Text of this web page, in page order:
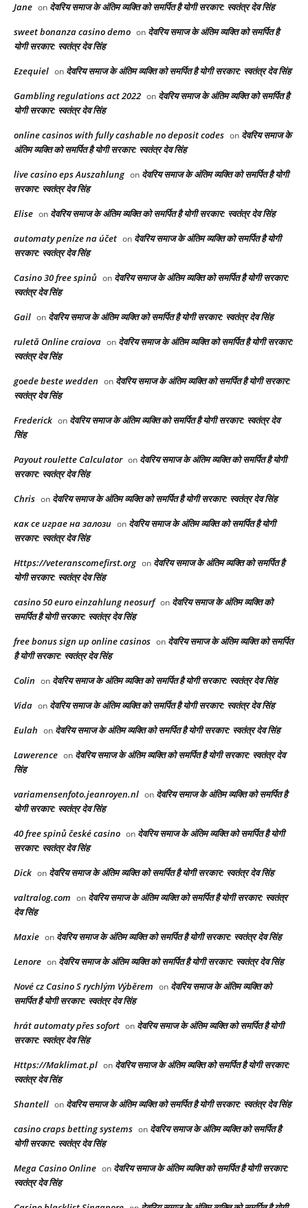
Jane on देवरिय समाज के अंतिम व्यक्ति को समर्पित है योगी सरकार: स्वतंत्र देव सिंह
sweet bonanza casino demo on देवरिय समाज के अंतिम व्यक्ति को समर्पित है
योगी सरकार: स्वतंत्र देव सिंह
Ezequiel on देवरिय समाज के अंतिम व्यक्ति को समर्पित है योगी सरकार: स्वतंत्र देव सिंह
Gambling regulations act 2022 on देवरिय समाज के अंतिम व्यक्ति को समर्पित है
योगी सरकार: स्वतंत्र देव सिंह
online casinos with fully cashable no deposit codes on देवरिय समाज के
अंतिम व्यक्ति को समर्पित है योगी सरकार: स्वतंत्र देव सिंह
live casino eps Auszahlung on देवरिय समाज के अंतिम व्यक्ति को समर्पित है योगी
सरकार: स्वतंत्र देव सिंह
Elise on देवरिय समाज के अंतिम व्यक्ति को समर्पित है योगी सरकार: स्वतंत्र देव सिंह
automaty peníze na účet on देवरिय समाज के अंतिम व्यक्ति को समर्पित है योगी
सरकार: स्वतंत्र देव सिंह
Casino 30 free spinů on देवरिय समाज के अंतिम व्यक्ति को समर्पित है योगी सरकार:
स्वतंत्र देव सिंह
Gail on देवरिय समाज के अंतिम व्यक्ति को समर्पित है योगी सरकार: स्वतंत्र देव सिंह
ruletă Online craiova on देवरिय समाज के अंतिम व्यक्ति को समर्पित है योगी सरकार:
स्वतंत्र देव सिंह
goede beste wedden on देवरिय समाज के अंतिम व्यक्ति को समर्पित है योगी सरकार:
स्वतंत्र देव सिंह
Frederick on देवरिय समाज के अंतिम व्यक्ति को समर्पित है योगी सरकार: स्वतंत्र देव
सिंह
Payout roulette Calculator on देवरिय समाज के अंतिम व्यक्ति को समर्पित है योगी
सरकार: स्वतंत्र देव सिंह
Chris on देवरिय समाज के अंतिम व्यक्ति को समर्पित है योगी सरकार: स्वतंत्र देव सिंह
как се играе на залози on देवरिय समाज के अंतिम व्यक्ति को समर्पित है योगी
सरकार: स्वतंत्र देव सिंह
Https://veteranscomefirst.org on देवरिय समाज के अंतिम व्यक्ति को समर्पित है
योगी सरकार: स्वतंत्र देव सिंह
casino 50 euro einzahlung neosurf on देवरिय समाज के अंतिम व्यक्ति को
समर्पित है योगी सरकार: स्वतंत्र देव सिंह
free bonus sign up online casinos on देवरिय समाज के अंतिम व्यक्ति को समर्पित
है योगी सरकार: स्वतंत्र देव सिंह
Colin on देवरिय समाज के अंतिम व्यक्ति को समर्पित है योगी सरकार: स्वतंत्र देव सिंह
Vida on देवरिय समाज के अंतिम व्यक्ति को समर्पित है योगी सरकार: स्वतंत्र देव सिंह
Eulah on देवरिय समाज के अंतिम व्यक्ति को समर्पित है योगी सरकार: स्वतंत्र देव सिंह
Lawerence on देवरिय समाज के अंतिम व्यक्ति को समर्पित है योगी सरकार: स्वतंत्र देव
सिंह
variamensenfoto.jeanroyen.nl on देवरिय समाज के अंतिम व्यक्ति को समर्पित है
योगी सरकार: स्वतंत्र देव सिंह
40 free spinů české casino on देवरिय समाज के अंतिम व्यक्ति को समर्पित है योगी
सरकार: स्वतंत्र देव सिंह
Dick on देवरिय समाज के अंतिम व्यक्ति को समर्पित है योगी सरकार: स्वतंत्र देव सिंह
valtralog.com on देवरिय समाज के अंतिम व्यक्ति को समर्पित है योगी सरकार: स्वतंत्र
देव सिंह
Maxie on देवरिय समाज के अंतिम व्यक्ति को समर्पित है योगी सरकार: स्वतंत्र देव सिंह
Lenore on देवरिय समाज के अंतिम व्यक्ति को समर्पित है योगी सरकार: स्वतंत्र देव सिंह
Nové cz Casino S rychlým Výběrem on देवरिय समाज के अंतिम व्यक्ति को
समर्पित है योगी सरकार: स्वतंत्र देव सिंह
hrát automaty přes sofort on देवरिय समाज के अंतिम व्यक्ति को समर्पित है योगी
सरकार: स्वतंत्र देव सिंह
Https://Maklimat.pl on देवरिय समाज के अंतिम व्यक्ति को समर्पित है योगी सरकार:
स्वतंत्र देव सिंह
Shantell on देवरिय समाज के अंतिम व्यक्ति को समर्पित है योगी सरकार: स्वतंत्र देव सिंह
casino craps betting systems on देवरिय समाज के अंतिम व्यक्ति को समर्पित है
योगी सरकार: स्वतंत्र देव सिंह
Mega Casino Online on देवरिय समाज के अंतिम व्यक्ति को समर्पित है योगी सरकार:
स्वतंत्र देव सिंह